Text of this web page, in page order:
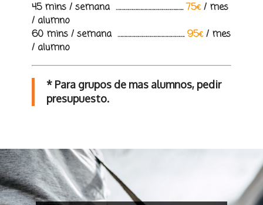
45 mins / semana …………….………………………..…..75€/mes
/ alumno
60 mins / semana ………………………………………….95€/ mes
/ alumno
* Para grupos de mas alumnos, pedir
presupuesto.